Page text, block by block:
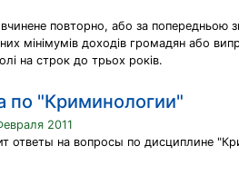
повторно, або за попередньою
мінімумів доходів громадян або
на строк до трьох років.
по "Криминологии"
2011
ответы на вопросы по дисциплине